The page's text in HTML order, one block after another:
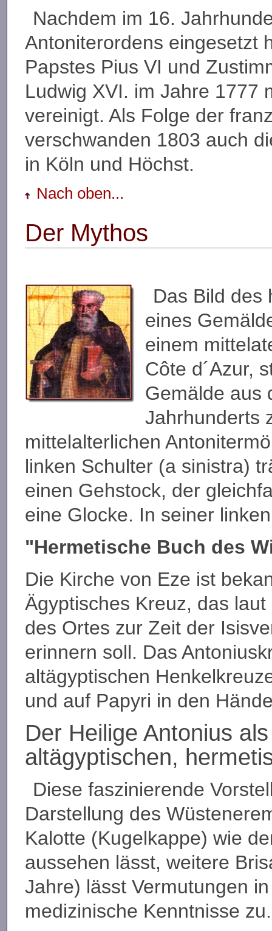
Nachdem im 16.
Antoniterordens eingesetzt
Papstes Pius VI und
Ludwig XVI. im Jahre 1777
vereinigt. Als Folge der
verschwanden 1803 auch
in Köln und Höchst.
Nach oben...
Der Mythos
Das Bild des
eines
einem
Côte d´Azur,
Gemälde aus
Jahrhunderts
mittelalterlichen
linken Schulter (a sinistra)
einen Gehstock, der
eine Glocke. In seiner
"Hermetische Buch des
Die Kirche von Eze ist
Ägyptisches Kreuz, das
des Ortes zur Zeit der
erinnern soll. Das
altägyptischen
und auf Papyri in den
Der Heilige Antonius
altägyptischen,
Diese faszinierende
Darstellung des
Kalotte (Kugelkappe) wie
aussehen lässt, weitere
Jahre) lässt Vermutungen
medizinische Kenntnisse zu.